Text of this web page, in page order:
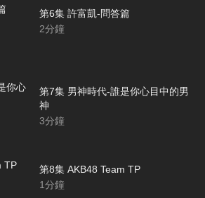
第6集 許富凱-問答篇
2分鐘
第7集 男神時代-誰是你心目中的男
神
3分鐘
第8集 AKB48 Team TP
1分鐘